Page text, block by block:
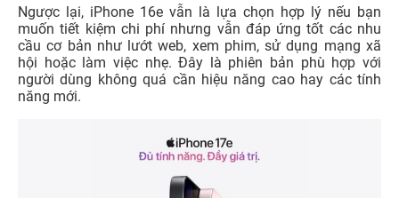
Ngược lại, iPhone 16e vẫn là lựa chọn hợp lý nếu bạn
muốn tiết kiệm chi phí nhưng vẫn đáp ứng tốt các nhu
cầu cơ bản như lướt web, xem phim, sử dụng mạng xã
hội hoặc làm việc nhẹ. Đây là phiên bản phù hợp với
người dùng không quá cần hiệu năng cao hay các tính
năng mới.